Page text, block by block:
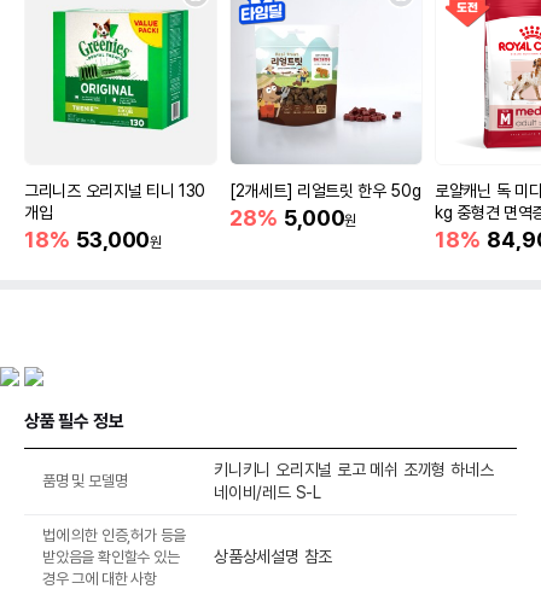
그리니즈 오리지널 티니 130
개입
18% 53,000원
[2개세트] 리얼트릿 한우 50g
28% 5,000원
로얄캐닌 독 미
kg 중형견 면역
18%
상품 필수 정보
품명 및 모델명
키니키니 오리지널 로고 메쉬 조끼형 하네스
네이비/레드 S-L
법에 의한 인증,허가 등을
받았음을 확인할수 있는
경우 그에 대한 사항
상품상세설명 참조